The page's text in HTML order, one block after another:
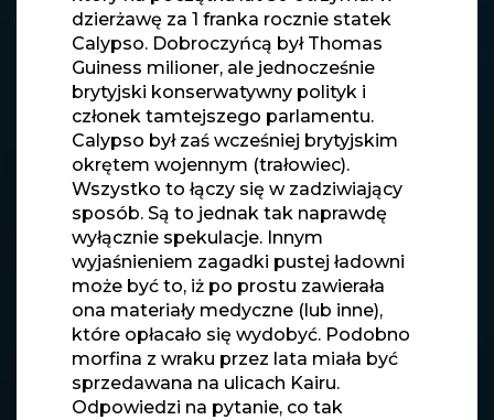
dzierżawę za 1 franka rocznie statek
Calypso. Dobroczyńcą był Thomas
Guiness milioner, ale jednocześnie
brytyjski konserwatywny polityk i
członek tamtejszego parlamentu.
Calypso był zaś wcześniej brytyjskim
okrętem wojennym (trałowiec).
Wszystko to łączy się w zadziwiający
sposób. Są to jednak tak naprawdę
wyłącznie spekulacje. Innym
wyjaśnieniem zagadki pustej ładowni
może być to, iż po prostu zawierała
ona materiały medyczne (lub inne),
które opłacało się wydobyć. Podobno
morfina z wraku przez lata miała być
sprzedawana na ulicach Kairu.
Odpowiedzi na pytanie, co tak